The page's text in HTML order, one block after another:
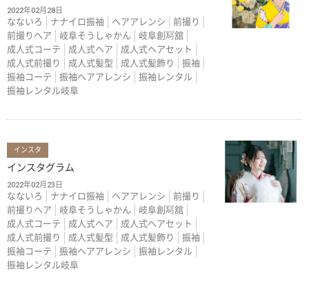
2022年02月28日
なないろ ナナイロ振袖 ヘアアレンシ
前撮り
前撮りヘア
岐阜そうしゃかん
岐阜創冩舘
成人式コーテ
成人式ヘア
成人式ヘアセット
成人式前撮り
成人式髪型 成人式髪飾り
振袖
振袖コーテ
振袖ヘアアレンシ
振袖レンタル
振袖レンタル岐阜
インスタ
インスタグラム
2022年02月23日
なないろ ナナイロ振袖 ヘアアレンシ
前撮り
前撮りヘア
岐阜そうしゃかん
岐阜創冩舘
成人式コーテ
成人式ヘア
成人式ヘアセット
成人式前撮り
成人式髪型 成人式髪飾り
振袖
振袖コーテ
振袖ヘアアレンシ
振袖レンタル
振袖レンタル岐阜